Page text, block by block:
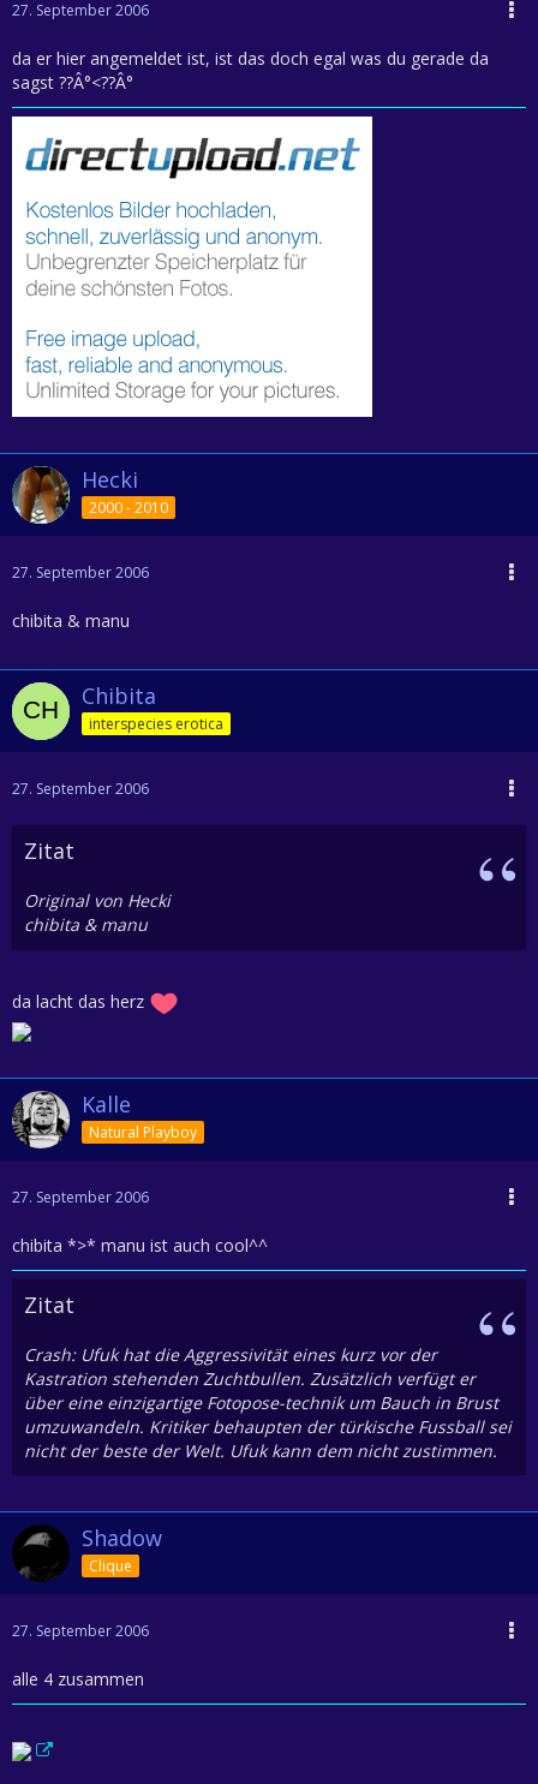
27. September 2006
da er hier angemeldet ist, ist das doch egal was du gerade da
sagst ??Â°<??Â°
Hecki
2000 - 2010
27. September 2006
chibita & manu
Chibita
interspecies erotica
27. September 2006
Zitat
Original von Hecki
chibita & manu
da lacht das herz
Kalle
Natural Playboy
27. September 2006
chibita *>* manu ist auch cool^^
Zitat
Crash: Ufuk hat die Aggressivität eines kurz vor der
Kastration stehenden Zuchtbullen. Zusätzlich verfügt er
über eine einzigartige Fotopose-technik um Bauch in Brust
umzuwandeln. Kritiker behaupten der türkische Fussball sei
nicht der beste der Welt. Ufuk kann dem nicht zustimmen.
Shadow
Clique
27. September 2006
alle 4 zusammen